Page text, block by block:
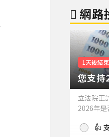
網路
1天後結束
您支
立法院正
2026年
持嗎？👍